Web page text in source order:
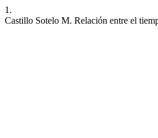
1.
Castillo Sotelo M. Relación entre el